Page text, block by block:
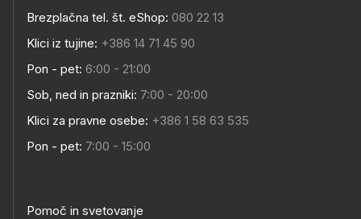
Brezplačna tel. št. eShop: 080 22 13
Klici iz tujine: +386 14 71 45 90
Pon - pet: 6:00 - 21:00
Sob, ned in prazniki: 7:00 - 20:00
Klici za pravne osebe: +386 1 58 63 535
Pon - pet: 7:00 - 15:00
Pomoč in svetovanje